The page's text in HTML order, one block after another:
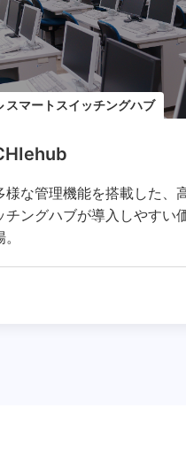
スマートスイッチングハブ
様な管理機能を搭載した、
チングハブが導入しやすい